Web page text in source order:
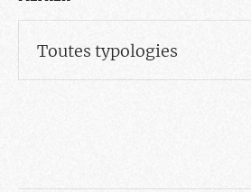
Toutes typologies